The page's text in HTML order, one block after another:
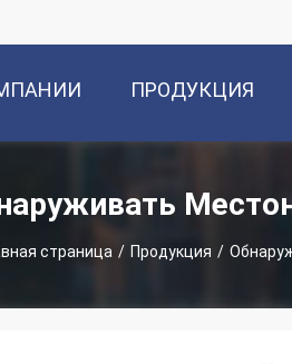
ПРОДУКЦИЯ
страница / Продукция /